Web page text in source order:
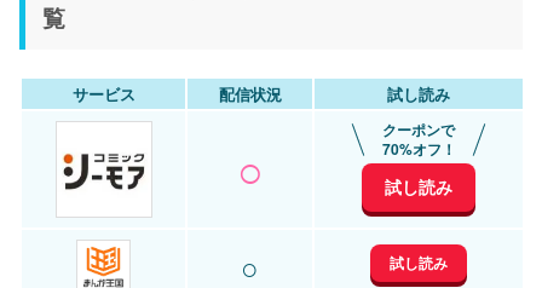
覧
サービス 配信状況 試し読み
○
クーポンで
70%オフ！
試し読み
○ 試し読み